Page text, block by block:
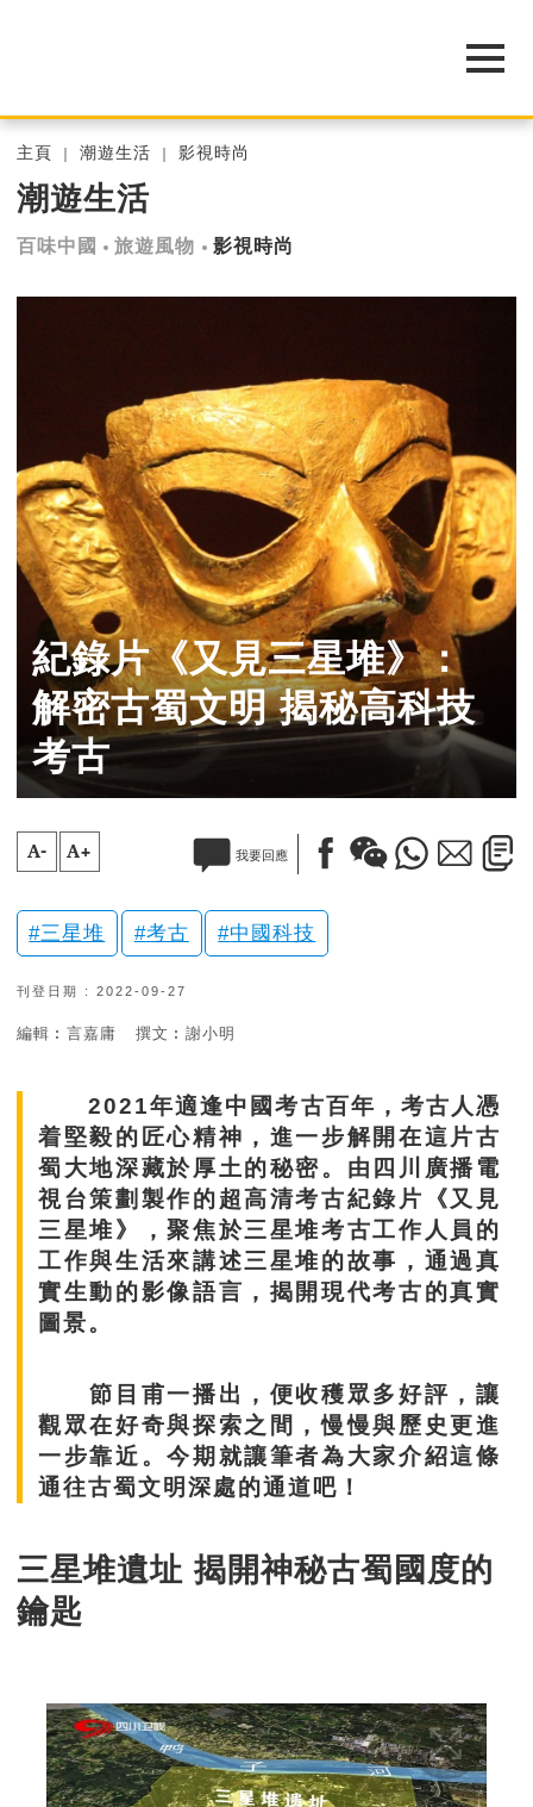
主頁 潮遊生活 影視時尚
潮遊生活
百味中國 旅遊風物 影視時尚
紀錄片《又見三星堆》：
解密古蜀文明 揭秘高科技
考古
A- A+ 我要回應
三星堆 考古 中國科技
刊登日期 : 2022-09-27
編輯︰言嘉庸 撰文︰謝小明
2021年適逢中國考古百年，考古人憑
着堅毅的匠心精神，進一步解開在這片古
蜀大地深藏於厚土的秘密。由四川廣播電
視台策劃製作的超高清考古紀錄片《又見
三星堆》，聚焦於三星堆考古工作人員的
工作與生活來講述三星堆的故事，通過真
實生動的影像語言，揭開現代考古的真實
圖景。
節目甫一播出，便收穫眾多好評，讓
觀眾在好奇與探索之間，慢慢與歷史更進
一步靠近。今期就讓筆者為大家介紹這條
通往古蜀文明深處的通道吧！
三星堆遺址 揭開神秘古蜀國度的
鑰匙